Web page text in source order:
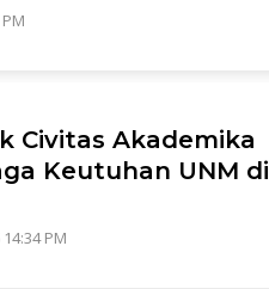
Civitas Akademika
Keutuhan UNM di
PM